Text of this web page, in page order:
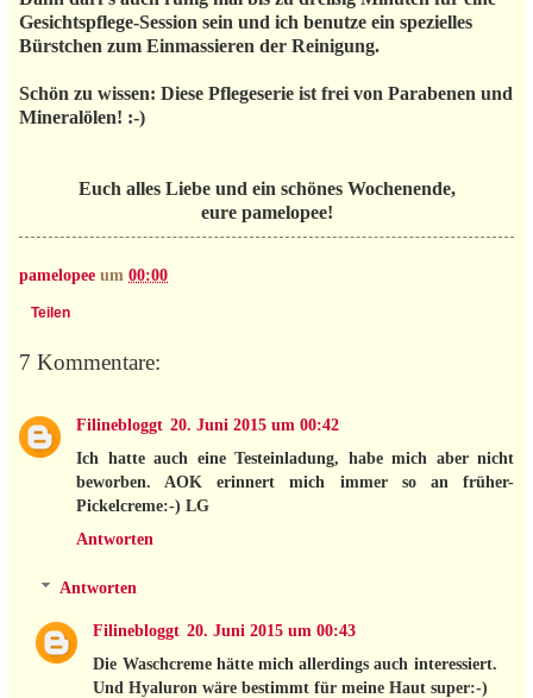
Gesichtspflege-Session sein und ich benutze ein spezielles
Bürstchen zum Einmassieren der Reinigung.
Schön zu wissen: Diese Pflegeserie ist frei von Parabenen und
Mineralölen! :-)
Euch alles Liebe und ein schönes Wochenende,
eure pamelopee!
pamelopee um 00:00
Teilen
7 Kommentare:
Filinebloggt 20. Juni 2015 um 00:42
Ich hatte auch eine Testeinladung, habe mich aber nicht
beworben. AOK erinnert mich immer so an früher-
Pickelcreme:-) LG
Antworten
Antworten
Filinebloggt 20. Juni 2015 um 00:43
Die Waschcreme hätte mich allerdings auch interessiert.
Und Hyaluron wäre bestimmt für meine Haut super:-)